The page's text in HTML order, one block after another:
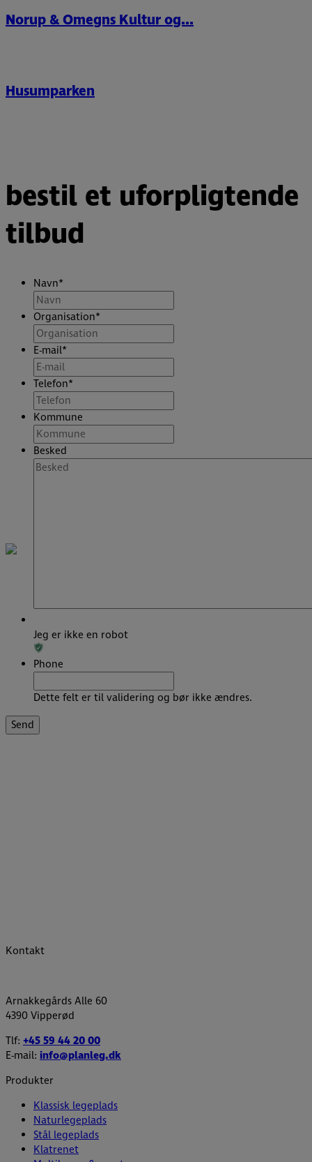
Norup & Omegns Kultur og...
Husumparken
bestil et uforpligtende
tilbud
Navn*
Organisation*
E-mail*
Telefon*
Kommune
Besked
Jeg er ikke en robot
Phone
Dette felt er til validering og bør ikke ændres.
Kontakt
Arnakkegårds Alle 60
4390 Vipperød
Tlf: +45 59 44 20 00
E-mail: info@planleg.dk
Produkter
Klassisk legeplads
Naturlegeplads
Stål legeplads
Klatrenet